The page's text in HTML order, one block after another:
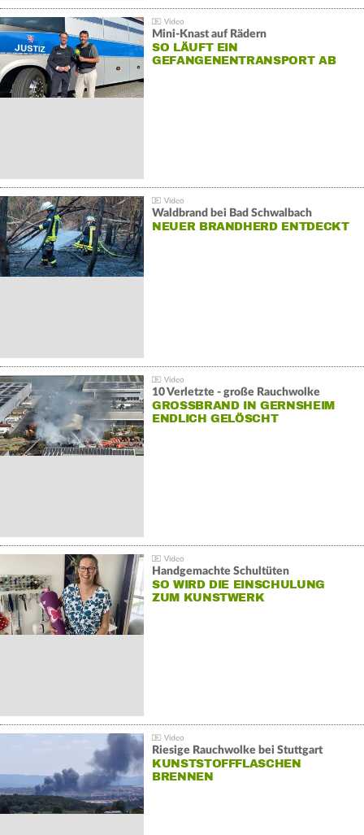
Mini-Knast auf Rädern
SO LÄUFT EIN
GEFANGENENTRANSPORT AB
Waldbrand bei Bad Schwalbach
NEUER BRANDHERD ENTDECKT
10 Verletzte - große Rauchwolke
GROSSBRAND IN GERNSHEIM E
NDLICH GELÖSCHT
Handgemachte Schultüten
SO WIRD DIE EINSCHULUNG
ZUM KUNSTWERK
Riesige Rauchwolke bei Stuttgart
KUNSTSTOFFFLASCHEN
BRENNEN